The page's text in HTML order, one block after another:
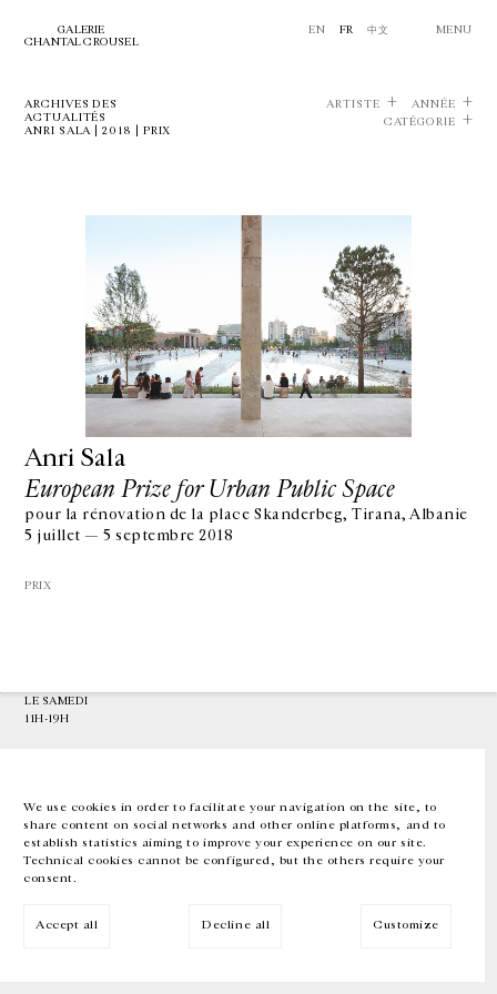
We use cookies in order to facilitate your navigation on the site, to
share content on social networks and other online platforms, and to
establish statistics aiming to improve your experience on our site.
Technical cookies cannot be configured, but the others require your
consent.
Accept all Decline all Customize
GALERIE
CHANTAL CROUSEL
EN FR 中文 MENU
ARCHIVES DES
ACTUALITÉS
ANRI SALA | 2018 | PRIX
ARTISTE
ANNÉE
CATÉGORIE
Anri Sala
European Prize for Urban Public Space
pour la rénovation de la place Skanderbeg, Tirana, Albanie
5 juillet — 5 septembre 2018
PRIX
GALERIE CHANTAL CROUSEL
T.+33 1 42 77 38 87
LE SAMEDI
11H-19H
EN FR 中文 Facebook Instagram
Inscrivez-vous à notre newsletter